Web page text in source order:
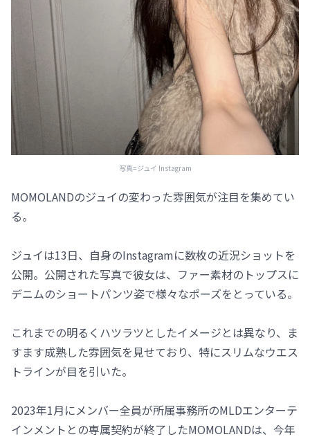
写真=ジュイ Instagram
MOMOLANDのジュイの変わった雰囲気が注目を集めてい
る。
ジュイは13日、自身のInstagramに数枚の近況ショットを
公開。公開された写真で彼女は、ファー素材のトップスに
デニムのショートパンツ姿で様々なポーズをとっている。
これまでの明るくハツラツとしたイメージとは異なり、ま
すます成熟した雰囲気を見せており、特にスリムなウエス
トラインが目を引いた。
2023年1月にメンバー全員が所属事務所のMLDエンターテ
インメントとの専属契約が終了したMOMOLANDは、今年